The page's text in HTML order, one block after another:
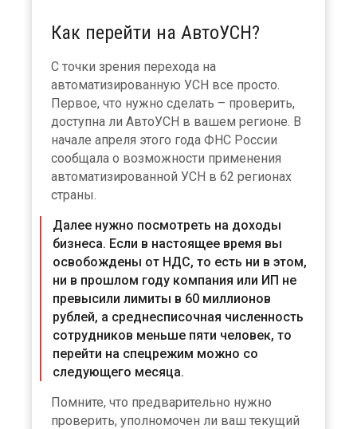
Как перейти на АвтоУСН?
С точки зрения перехода на
автоматизированную УСН все просто.
Первое, что нужно сделать – проверить,
доступна ли АвтоУСН в вашем регионе. В
начале апреля этого года ФНС России
сообщала о возможности применения
автоматизированной УСН в 62 регионах
страны.
Далее нужно посмотреть на доходы
бизнеса. Если в настоящее время вы
освобождены от НДС, то есть ни в этом,
ни в прошлом году компания или ИП не
превысили лимиты в 60 миллионов
рублей, а среднесписочная численность
сотрудников меньше пяти человек, то
перейти на спецрежим можно со
следующего месяца.
Помните, что предварительно нужно
проверить, уполномочен ли ваш текущий